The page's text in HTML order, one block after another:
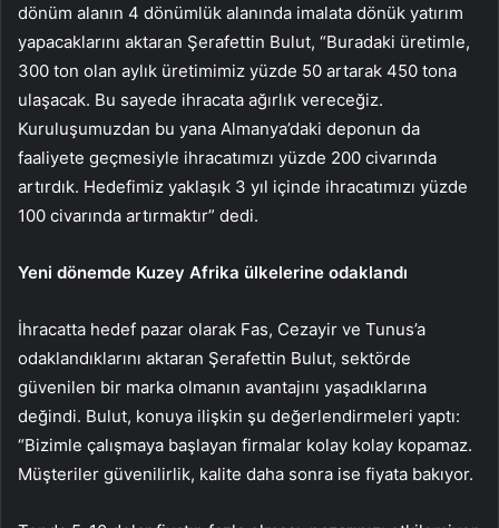
dönüm alanın 4 dönümlük alanında imalata dönük yatırım
yapacaklarını aktaran Şerafettin Bulut, “Buradaki üretimle,
300 ton olan aylık üretimimiz yüzde 50 artarak 450 tona
ulaşacak. Bu sayede ihracata ağırlık vereceğiz.
Kuruluşumuzdan bu yana Almanya’daki deponun da
faaliyete geçmesiyle ihracatımızı yüzde 200 civarında
artırdık. Hedefimiz yaklaşık 3 yıl içinde ihracatımızı yüzde
100 civarında artırmaktır” dedi.
Yeni dönemde Kuzey Afrika ülkelerine odaklandı
İhracatta hedef pazar olarak Fas, Cezayir ve Tunus’a
odaklandıklarını aktaran Şerafettin Bulut, sektörde
güvenilen bir marka olmanın avantajını yaşadıklarına
değindi. Bulut, konuya ilişkin şu değerlendirmeleri yaptı:
“Bizimle çalışmaya başlayan firmalar kolay kolay kopamaz.
Müşteriler güvenilirlik, kalite daha sonra ise fiyata bakıyor.